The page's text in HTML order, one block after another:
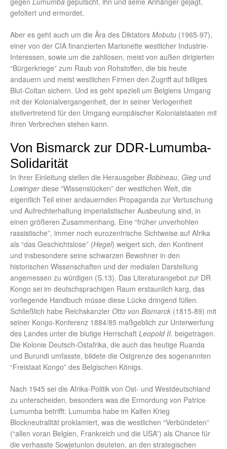
gefoltert und ermordet.
Aber es geht auch um die Ära des Diktators Mobutu (1965-97),
einer von der CIA finanzierten Marionette westlicher Industrie-
Interessen, sowie um die zahllosen, meist von außen dirigierten
“Bürgerkriege” zum Raub von Rohstoffen, die bis heute
andauern und meist westlichen Firmen den Zugriff auf billiges
Blut-Coltan sichern. Und es geht speziell um Belgiens Umgang
mit der Kolonialvergangenheit, der in seiner Verlogenheit
stellvertretend für den Umgang europäischer Kolonialstaaten mit
ihren Verbrechen stehen kann.
Von Bismarck zur DDR-Lumumba-
Solidarität
In ihrer Einleitung stellen die Herausgeber Bobineau, Gieg und
Lowingerdiese “Wissenslücken” der westlichen Welt, die
eigentlich Teil einer andauernden Propaganda zur Vertuschung
und Aufrechterhaltung imperialistischer Ausbeutung sind, in
einen größeren Zusammenhang. Eine “früher unverhohlen
rassistische”, immer noch eurozentrische Sichtweise auf Afrika
als “das Geschichtslose” (Hegel) weigert sich, den Kontinent
und insbesondere seine schwarzen Bewohner in den
historischen Wissenschaften und der medialen Darstellung
angemessen zu würdigen (S.13). Das Literaturangebot zur DR
Kongo sei im deutschsprachigen Raum erstaunlich karg, das
vorliegende Handbuch müsse diese Lücke dringend füllen.
Schließlich habe Reichskanzler Otto von Bismarck (1815-89) mit
seiner Kongo-Konferenz 1884/85 maßgeblich zur Unterwerfung
des Landes unter die blutige Herrschaft Leopold II. beigetragen.
Die Kolonie Deutsch-Ostafrika, die auch das heutige Ruanda
und Burundi umfasste, bildete die Ostgrenze des sogenannten
“Freistaat Kongo” des Belgischen Königs.
Nach 1945 sei die Afrika-Politik von Ost- und Westdeutschland
zu unterscheiden, besonders was die Ermordung von Patrice
Lumumba betrifft: Lumumba habe im Kalten Krieg
Blockneutralität proklamiert, was die westlichen “Verbündeten”
(“allen voran Belgien, Frankreich und die USA”) als Chance für
die verhasste Sowjetunion deuteten, an den strategischen